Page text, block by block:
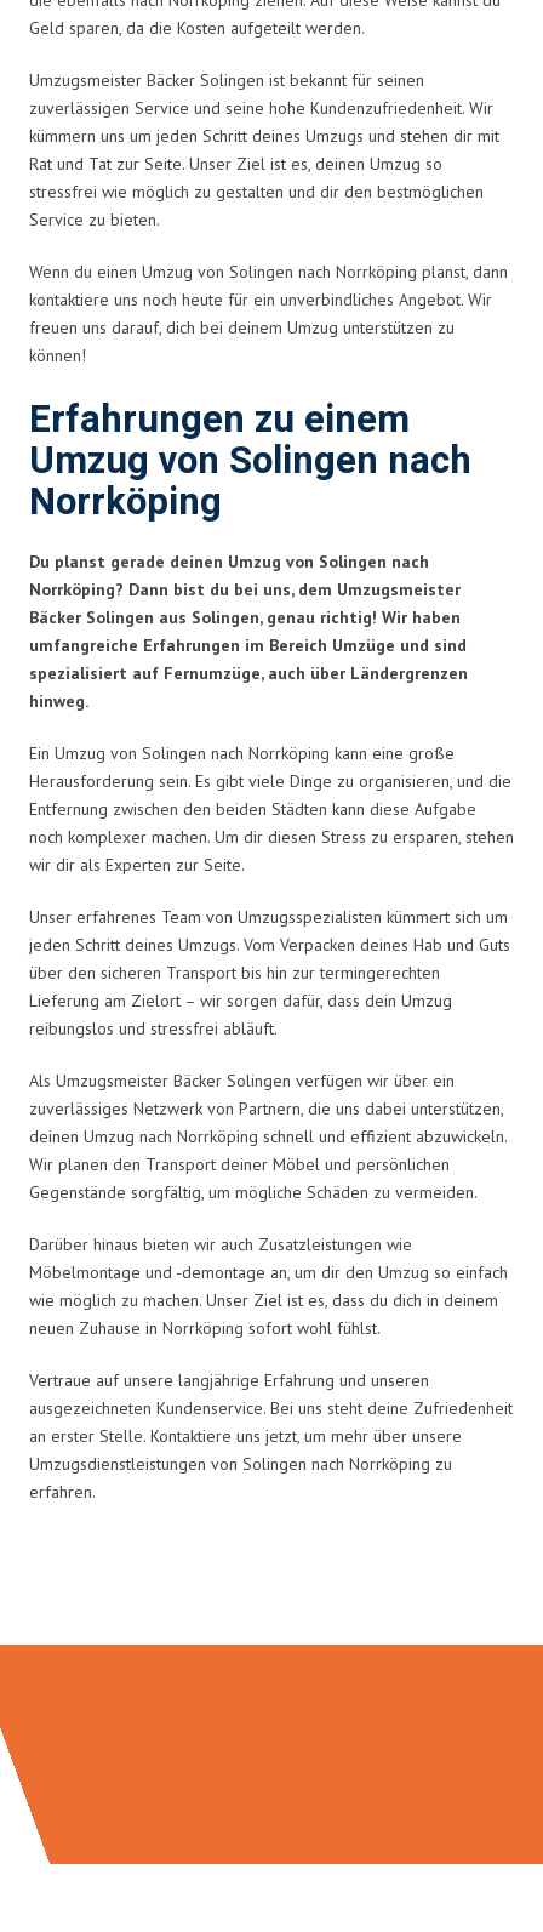
Geld sparen, da die Kosten aufgeteilt werden.
Umzugsmeister Bäcker Solingen ist bekannt für seinen
zuverlässigen Service und seine hohe Kundenzufriedenheit. Wir
kümmern uns um jeden Schritt deines Umzugs und stehen dir mit
Rat und Tat zur Seite. Unser Ziel ist es, deinen Umzug so
stressfrei wie möglich zu gestalten und dir den bestmöglichen
Service zu bieten.
Wenn du einen Umzug von Solingen nach Norrköping planst, dann
kontaktiere uns noch heute für ein unverbindliches Angebot. Wir
freuen uns darauf, dich bei deinem Umzug unterstützen zu
können!
Erfahrungen zu einem
Umzug von Solingen nach
Norrköping
Du planst gerade deinen Umzug von Solingen nach
Norrköping? Dann bist du bei uns, dem Umzugsmeister
Bäcker Solingen aus Solingen, genau richtig! Wir haben
umfangreiche Erfahrungen im Bereich Umzüge und sind
spezialisiert auf Fernumzüge, auch über Ländergrenzen
hinweg.
Ein Umzug von Solingen nach Norrköping kann eine große
Herausforderung sein. Es gibt viele Dinge zu organisieren, und die
Entfernung zwischen den beiden Städten kann diese Aufgabe
noch komplexer machen. Um dir diesen Stress zu ersparen, stehen
wir dir als Experten zur Seite.
Unser erfahrenes Team von Umzugsspezialisten kümmert sich um
jeden Schritt deines Umzugs. Vom Verpacken deines Hab und Guts
über den sicheren Transport bis hin zur termingerechten
Lieferung am Zielort – wir sorgen dafür, dass dein Umzug
reibungslos und stressfrei abläuft.
Als Umzugsmeister Bäcker Solingen verfügen wir über ein
zuverlässiges Netzwerk von Partnern, die uns dabei unterstützen,
deinen Umzug nach Norrköping schnell und effizient abzuwickeln.
Wir planen den Transport deiner Möbel und persönlichen
Gegenstände sorgfältig, um mögliche Schäden zu vermeiden.
Darüber hinaus bieten wir auch Zusatzleistungen wie
Möbelmontage und -demontage an, um dir den Umzug so einfach
wie möglich zu machen. Unser Ziel ist es, dass du dich in deinem
neuen Zuhause in Norrköping sofort wohl fühlst.
Vertraue auf unsere langjährige Erfahrung und unseren
ausgezeichneten Kundenservice. Bei uns steht deine Zufriedenheit
an erster Stelle. Kontaktiere uns jetzt, um mehr über unsere
Umzugsdienstleistungen von Solingen nach Norrköping zu
erfahren.